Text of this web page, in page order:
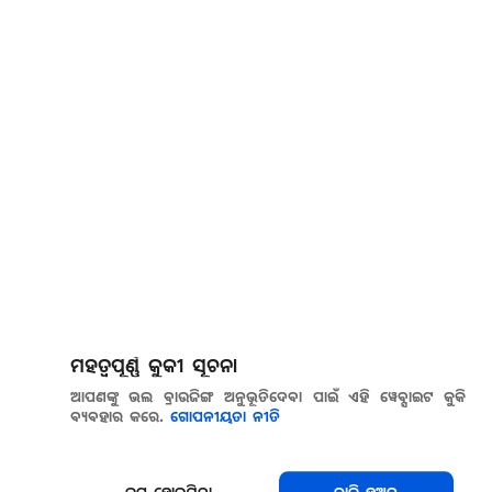
ମହତ୍ୱପୂର୍ଣ୍ଣ କୁକୀ ସୂଚନା
ଆପଣଙ୍କୁ ଭଲ ବ୍ରାଉଜିଙ୍ଗ ଅନୁଭୂତିଦେବା ପାଇଁ ଏହି ୱେବ୍ସାଇଟ କୁକି
ବ୍ୟବହାର କରେ. ଗୋପନୀୟତା ନୀତି